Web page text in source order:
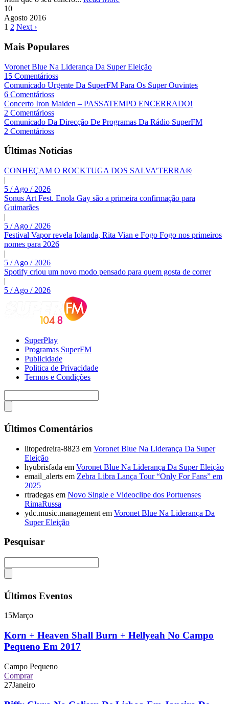
10
Agosto 2016
1 2 Next ›
Mais Populares
Voronet Blue Na Liderança Da Super Eleição
15 Comentárioss
Comunicado Urgente Da SuperFM Para Os Super Ouvintes
6 Comentárioss
Concerto Iron Maiden – PASSATEMPO ENCERRADO!
2 Comentárioss
Comunicado Da Direcção De Programas Da Rádio SuperFM
2 Comentárioss
Últimas Noticias
CONHEÇAM O ROCKTUGA DOS SALVA’TERRA®
|
5 / Ago / 2026
Sonus Art Fest. Enola Gay são a primeira confirmação para
Guimarães
|
5 / Ago / 2026
Festival Vapor revela Iolanda, Rita Vian e Fogo Fogo nos primeiros
nomes para 2026
|
5 / Ago / 2026
Spotify criou um novo modo pensado para quem gosta de correr
|
5 / Ago / 2026
SuperPlay
Programas SuperFM
Publicidade
Politica de Privacidade
Termos e Condições
Últimos Comentários
litopedreira-8823 em Voronet Blue Na Liderança Da Super
Eleição
hyubrisfada em Voronet Blue Na Liderança Da Super Eleição
email_alerts em Zebra Libra Lança Tour “Only For Fans” em
2025
rtradegas em Novo Single e Videoclipe dos Portuenses
RimaRussa
ydc.music.management em Voronet Blue Na Liderança Da
Super Eleição
Pesquisar
Últimos Eventos
15Março
Korn + Heaven Shall Burn + Hellyeah No Campo
Pequeno Em 2017
Campo Pequeno
Comprar
27Janeiro